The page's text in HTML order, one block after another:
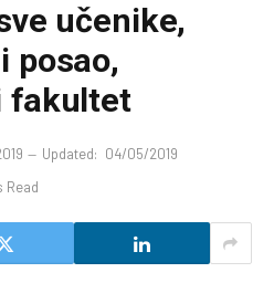
učenike,
posao,
fakultet
Updated: 04/05/2019
Read